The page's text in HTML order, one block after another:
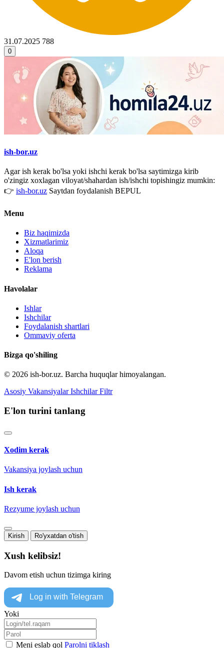
31.07.2025 788
0
ish-bor.uz
Agar ish kerak bo'lsa yoki ishchi kerak bo'lsa saytimizga kirib
o'zingiz xoxlagan viloyat/shahardan ish/ishchi topishingiz mumkin:
👉 ish-bor.uz Saytdan foydalanish BEPUL
Menu
Biz haqimizda
Xizmatlarimiz
Aloqa
E'lon berish
Reklama
Havolalar
Ishlar
Ishchilar
Foydalanish shartlari
Ommaviy oferta
Bizga qo'shiling
© 2026 ish-bor.uz. Barcha huquqlar himoyalangan.
Asosiy Vakansiyalar Ishchilar Filtr
E'lon turini tanlang
Xodim kerak
Vakansiya joylash uchun
Ish kerak
Rezyume joylash uchun
Kirish Ro'yxatdan o'tish
Xush kelibsiz!
Davom etish uchun tizimga kiring
Yoki
Meni eslab qol Parolni tiklash